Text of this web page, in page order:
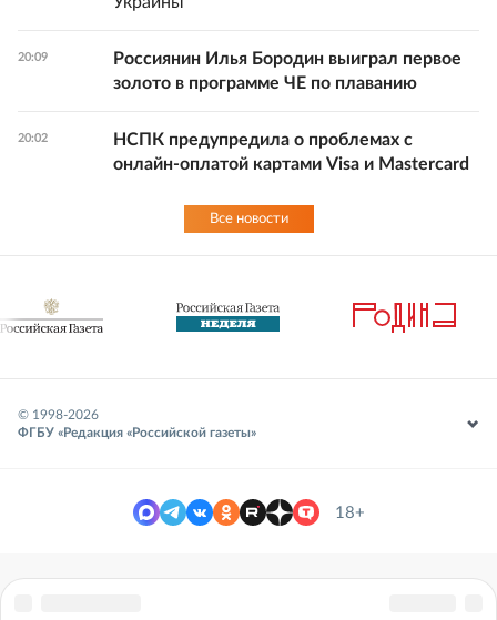
20:09
Россиянин Илья Бородин выиграл первое
золото в программе ЧЕ по плаванию
20:02
НСПК предупредила о проблемах с
онлайн-оплатой картами Visa и Mastercard
Все новости
© 1998-2026
ФГБУ «Редакция «Российской газеты»
18+